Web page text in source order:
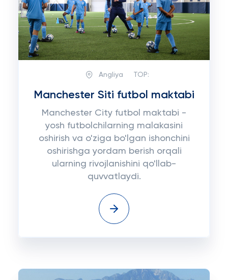
Angliya TOP:
Manchester Siti futbol maktabi
Manchester City futbol maktabi -
yosh futbolchilarning malakasini
oshirish va o'ziga bo'lgan ishonchini
oshirishga yordam berish orqali
ularning rivojlanishini qo'llab-
quvvatlaydi.